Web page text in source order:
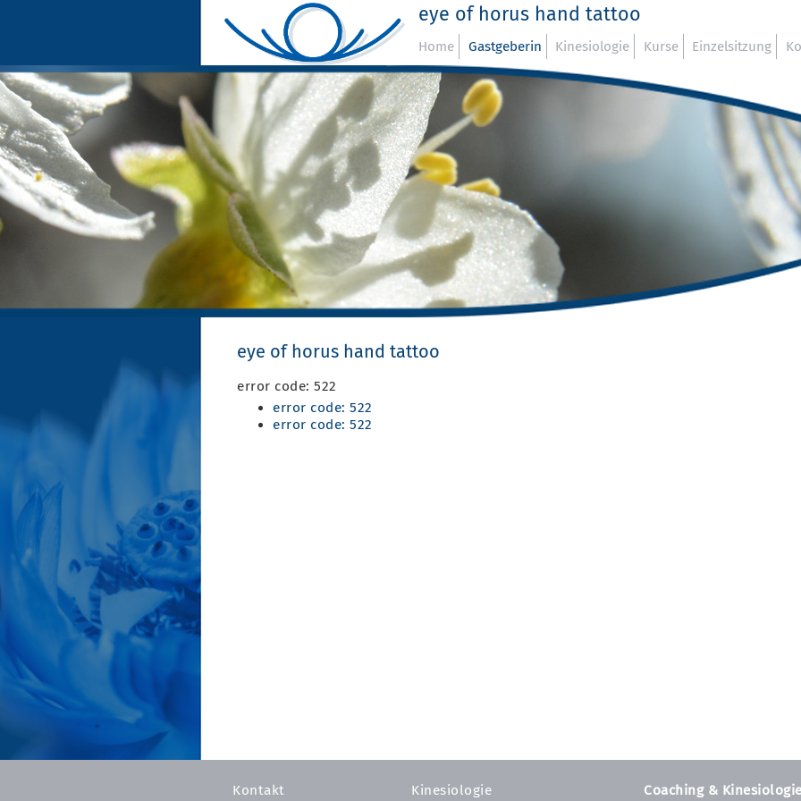
eye of horus hand tattoo
Home Gastgeberin Kinesiologie Kurse Einzelsitzung
eye of horus hand tattoo
error code: 522
error code: 522
error code: 522
Kontakt
Kinesiologie
Coaching &